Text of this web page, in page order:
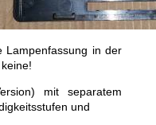
Lampenfassung in der
mit separatem
und